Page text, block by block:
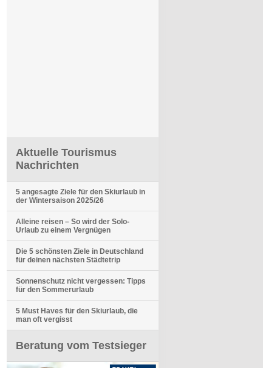
Aktuelle Tourismus
Nachrichten
5 angesagte Ziele für den Skiurlaub in
der Wintersaison 2025/26
Alleine reisen – So wird der Solo-
Urlaub zu einem Vergnügen
Die 5 schönsten Ziele in Deutschland
für deinen nächsten Städtetrip
Sonnenschutz nicht vergessen: Tipps
für den Sommerurlaub
5 Must Haves für den Skiurlaub, die
man oft vergisst
Beratung vom Testsieger